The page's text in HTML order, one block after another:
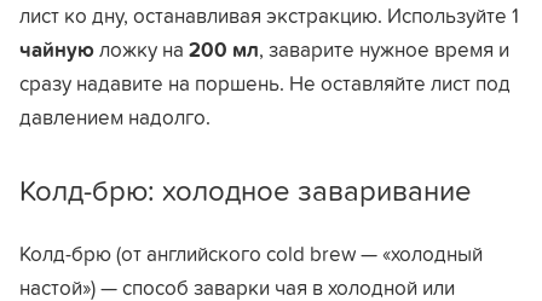
лист ко дну, останавливая экстракцию. Используйте 1
чайную ложку на 200 мл, заварите нужное время и
сразу надавите на поршень. Не оставляйте лист под
давлением надолго.
Колд-брю: холодное заваривание
Колд-брю (от английского cold brew — «холодный
настой») — способ заварки чая в холодной или